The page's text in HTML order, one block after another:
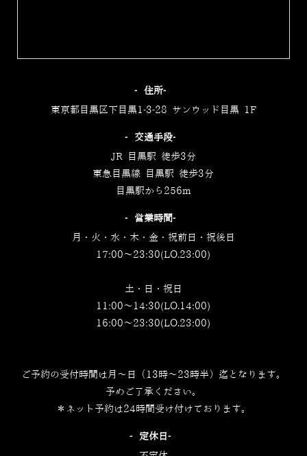
‐住所‐
東京都目黒区下目黒1-3-28 サンウッド目黒 1F
‐交通手段‐
JR 目黒駅 徒歩3分
東急目黒線 目黒駅 徒歩3分
目黒駅から256m
‐営業時間‐
月・火・水・木・金・祝前日・祝後日
17:00～23:30(LO.23:00)
土・日・祝日
11:00～14:30(LO.14:00)
16:00～23:30(LO.23:00)
ご予約の受付時間は月～日（13時～23時半）迄となります。
予めご了承ください。
＊ネット予約は24時間受け付けております。
‐定休日‐